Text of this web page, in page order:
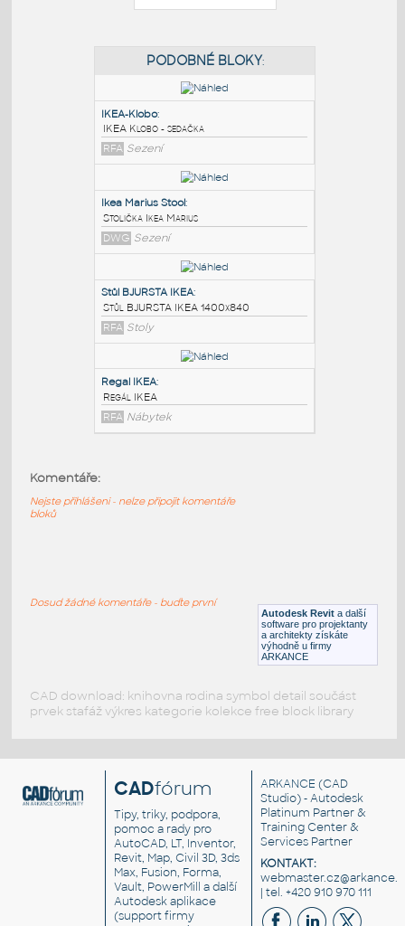
PODOBNÉ BLOKY:
IKEA-Klobo:
IKEA Klobo - sedačka
RFA Sezení
Ikea Marius Stool:
Stolička Ikea Marius
DWG Sezení
RFA Stoly
Nábytek Autodesk Revit a další
software pro projektanty
a architekty získáte
výhodně u firmy
ARKANCE
Komentáře:
Nejste přihlášeni - nelze připojit komentáře
bloků
Dosud žádné komentáře - buďte první
CAD download: knihovna rodina symbol detail součást
prvek stafáž výkres kategorie kolekce free block library
CADfórum
Tipy, triky, podpora,
pomoc a rady pro
AutoCAD, LT, Inventor,
Revit, Map, Civil 3D, 3ds
Max, Fusion, Forma,
Vault, PowerMill a další
Autodesk aplikace
(support firmy
ARKANCE (CAD
Studio) - Autodesk
Platinum Partner &
Training Center &
Services Partner
KONTAKT:
| tel. +420 910 970 111